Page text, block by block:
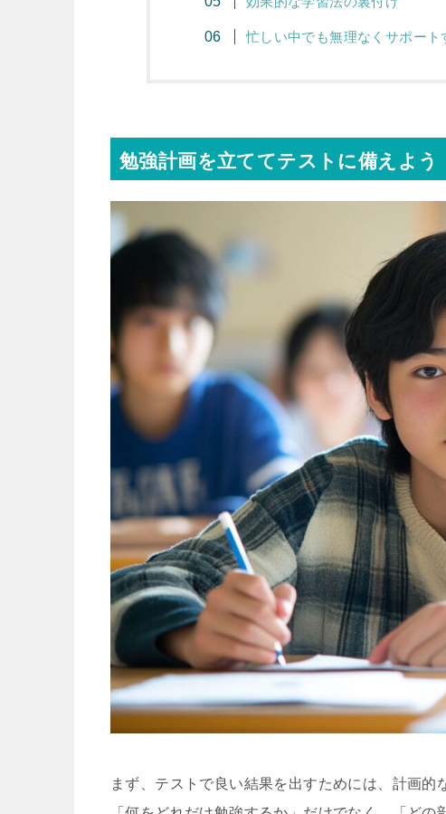
忙しい中でも無理なくサポート
勉強計画を立ててテストに備えよう
まず、テストで良い結果を出すためには、計画的